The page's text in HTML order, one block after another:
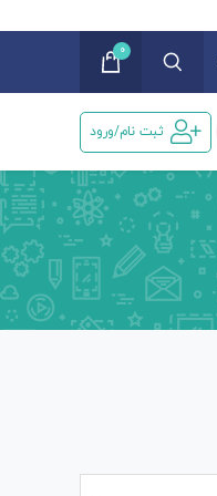
0
ثبت نام/ورود